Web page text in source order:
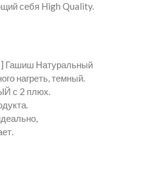
себя High Quality.
Гашиш Натуральный
нагреть, темный.
с 2 плюх.